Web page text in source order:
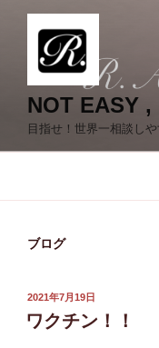
プ
NOT EASY
目指せ！世界一相談しや
ブログ
投
稿
日:
2021年7月19日
ワクチン！！